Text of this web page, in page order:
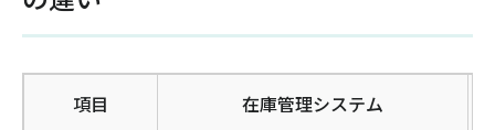
項目 在庫管理システム